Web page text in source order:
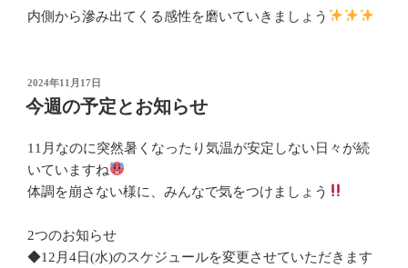
内側から滲み出てくる感性を磨いていきましょう
投
稿
日:
2024年11月17日
今週の予定とお知らせ
11月なのに突然暑くなったり気温が安定しない日々が続
いていますね
体調を崩さない様に、みんなで気をつけましょう
2つのお知らせ
◆12月4日(水)のスケジュールを変更させていただきます